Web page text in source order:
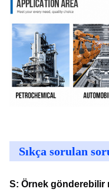
Sıkça sorulan
S: Örnek gönderebilir